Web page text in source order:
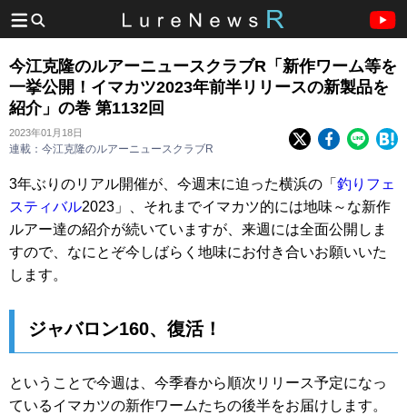
今江克隆のルアーニュースクラブR「新作ワーム等を
一挙公開！イマカツ2023年前半リリースの新製品を
紹介」の巻 第1132回
2023年01月18日
連載：今江克隆のルアーニュースクラブR
3年ぶりのリアル開催が、今週末に迫った横浜の「 釣りフェ
スティバル2023」、それまでイマカツ的には地味～な新作
ルアー達の紹介が続いていますが、来週には全面公開しま
すので、なにとぞ今しばらく地味にお付き合いお願いいた
します。
ジャバロン160、復活！
ということで今週は、今季春から順次リリース予定になっ
ているイマカツの新作ワームたちの後半をお届けします。